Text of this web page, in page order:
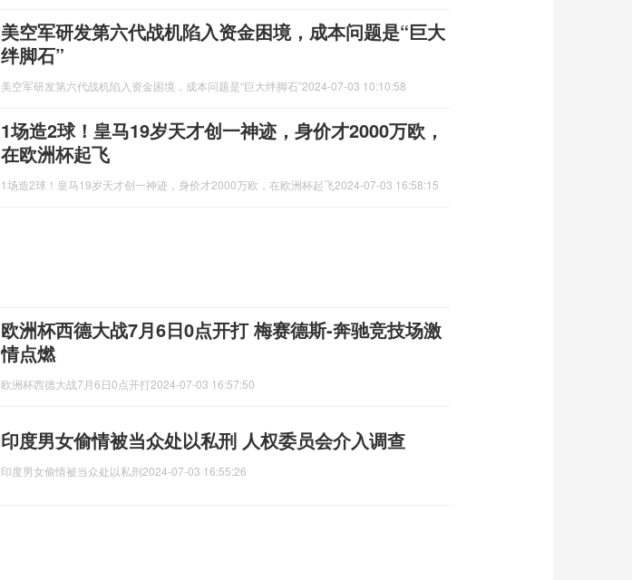
美空军研发第六代战机陷入资金困境，成本问题是“巨大
绊脚石”
美空军研发第六代战机陷入资金困境，成本问题是“巨大绊脚石”2024-07-03 10:10:58
1场造2球！皇马19岁天才创一神迹，身价才2000万欧，
在欧洲杯起飞
1场造2球！皇马19岁天才创一神迹，身价才2000万欧，在欧洲杯起飞2024-07-03 16:58:15
欧洲杯西德大战7月6日0点开打 梅赛德斯-奔驰竞技场激
情点燃
欧洲杯西德大战7月6日0点开打2024-07-03 16:57:50
印度男女偷情被当众处以私刑 人权委员会介入调查
印度男女偷情被当众处以私刑2024-07-03 16:55:26